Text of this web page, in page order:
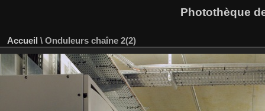
Photothèque
Accueil \ Onduleurs chaîne 2(2)